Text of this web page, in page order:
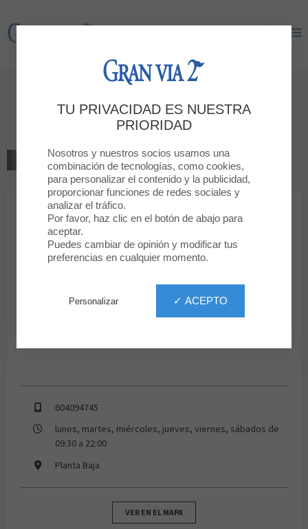
Gran Via 2
JOSE LUIS Joyerías
VOLVER AL LISTADO
JOYERÍAS, RELOJERÍAS Y COMPLEMENTOS
604094745
lunes, martes, miércoles, jueves, viernes, sábados de
09:30 a 22:00
Planta Baja
VER EN EL MAPA
TU PRIVACIDAD ES NUESTRA
PRIORIDAD
Nosotros y nuestros socios usamos una
combinación de tecnologías, como cookies,
para personalizar el contenido y la publicidad,
proporcionar funciones de redes sociales y
analizar el tráfico.
Por favor, haz clic en el botón de abajo para
aceptar.
Puedes cambiar de opinión y modificar tus
preferencias en cualquier momento.
✓ ACEPTO
Personalizar